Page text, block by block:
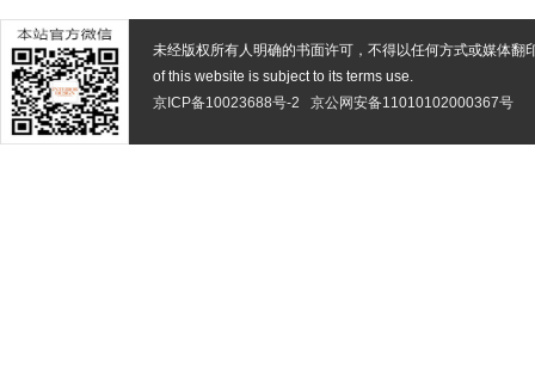
未经版权所有人明确的书面许可，不得以任何方式或媒体翻
of this website is subject to its terms use.
京ICP备10023688号-2
京公网安备11010102000367号